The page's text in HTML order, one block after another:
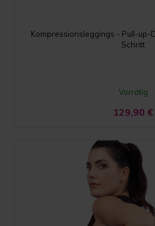
Kompressionsleggings - Pull-up-
Schritt
Vorrätig
129,90 €